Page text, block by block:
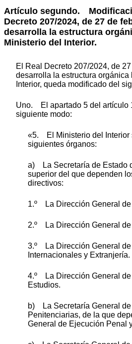
Artículo segundo.
Decreto 207/2024, de 27 de
desarrolla la estructura
Ministerio del Interior.
El Real Decreto 207/2024, de
desarrolla la estructura orgánica
Interior, queda modificado del
Uno. El apartado 5 del artículo
siguiente modo:
«5. El Ministerio del Interior
siguientes órganos:
a) La Secretaría de Estado
superior del que dependen
directivos:
1.º La Dirección General
2.º La Dirección General
3.º La Dirección General
Internacionales y Extranjería.
4.º La Dirección General
Estudios.
b) La Secretaría General de
Penitenciarias, de la que
General de Ejecución Penal